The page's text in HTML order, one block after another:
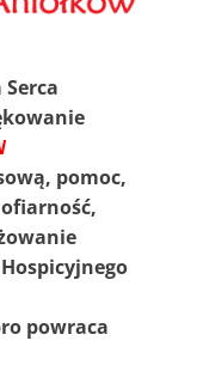
Serca
pomoc,
powraca